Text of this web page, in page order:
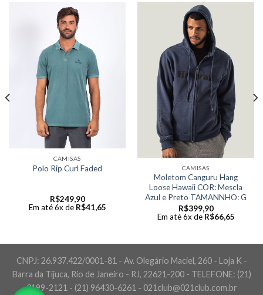
CAMISAS
Polo Rip Curl Faded
R$249,90
Em até 6x de R$41,65
CAMISAS
Moletom Canguru Hang
Loose Hawaii COR: Mescla
Azul e Preto TAMANNHO: G
R$399,90
Em até 6x de R$66,65
CNPJ: 26.937.422/0001-81 - Av. Olegário Maciel, 260 - Loja K -
Barra da Tijuca, Rio de Janeiro - RJ, 22621-200 - TELEFONE: (21)
3199-2121 - (21) 96430-6261 - 021club@021club.com.br